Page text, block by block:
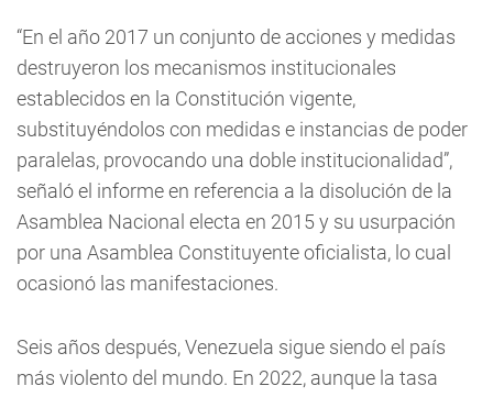
“En el año 2017 un conjunto de acciones y medidas
destruyeron los mecanismos institucionales
establecidos en la Constitución vigente,
substituyéndolos con medidas e instancias de poder
paralelas, provocando una doble institucionalidad”,
señaló el informe en referencia a la disolución de la
Asamblea Nacional electa en 2015 y su usurpación
por una Asamblea Constituyente oficialista, lo cual
ocasionó las manifestaciones.
Seis años después, Venezuela sigue siendo el país
más violento del mundo. En 2022, aunque la tasa